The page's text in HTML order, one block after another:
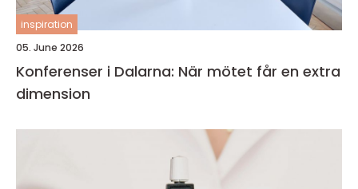
inspiration
05. June 2026
Konferenser i Dalarna: När mötet får en extra
dimension